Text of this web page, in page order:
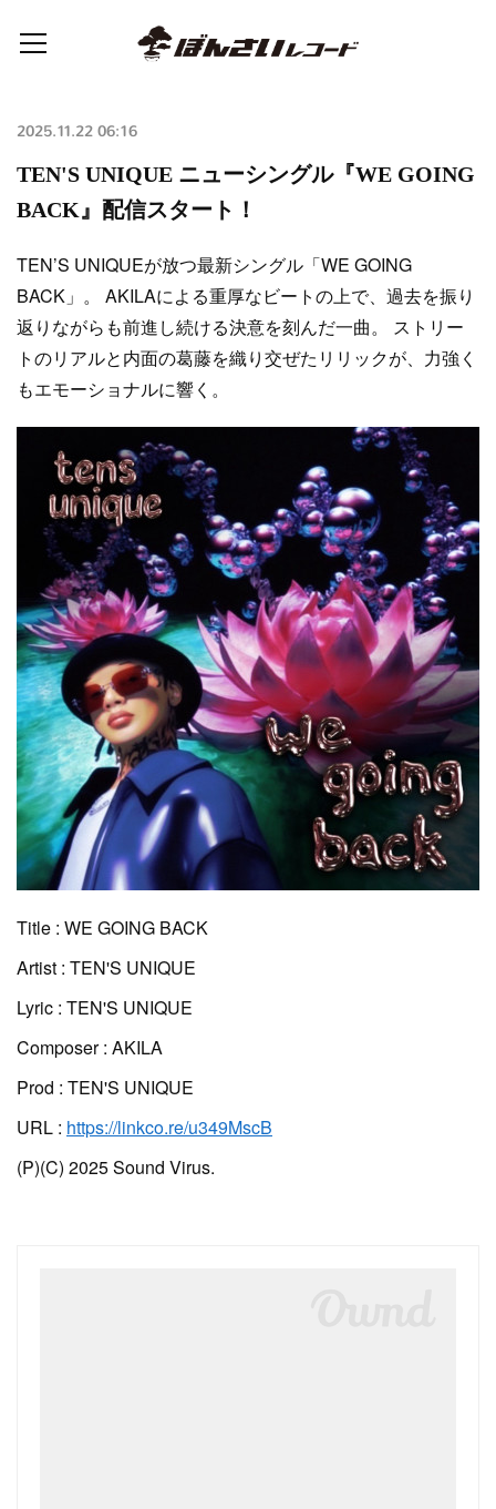
2025.11.22 06:16
TEN'S UNIQUE ニューシングル『WE GOING
BACK』配信スタート！
TEN’S UNIQUEが放つ最新シングル「WE GOING
BACK」。 AKILAによる重厚なビートの上で、過去を振り
返りながらも前進し続ける決意を刻んだ一曲。 ストリー
トのリアルと内面の葛藤を織り交ぜたリリックが、力強く
もエモーショナルに響く。
Title : WE GOING BACK
Artist : TEN'S UNIQUE
Lyric : TEN'S UNIQUE
Composer : AKILA
Prod : TEN'S UNIQUE
URL : https://linkco.re/u349MscB
(P)(C) 2025 Sound Virus.